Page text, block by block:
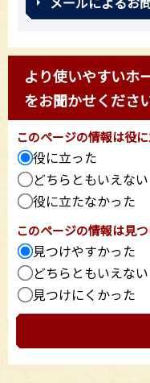
より使いやすいホ
をお聞かせくださ
このページの情報は役
役に立った
どちらともいえない
役に立たなかった
このページの情報は見
見つけやすかった
どちらともいえない
見つけにくかった